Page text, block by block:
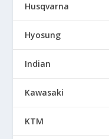
Husqvarna
Hyosung
Indian
Kawasaki
KTM